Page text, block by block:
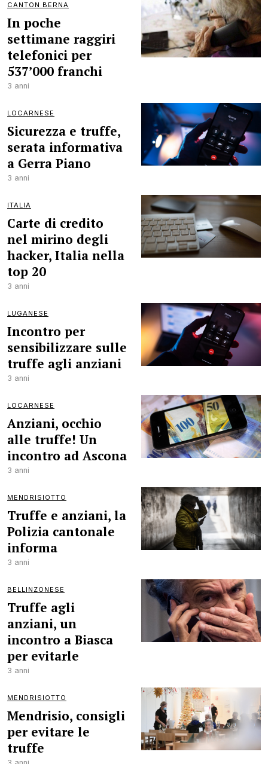
CANTON BERNA
In poche
settimane raggiri
telefonici per
537’000 franchi
3 anni
LOCARNESE
Sicurezza e truffe,
serata informativa
a Gerra Piano
3 anni
ITALIA
Carte di credito
nel mirino degli
hacker, Italia nella
top 20
3 anni
LUGANESE
Incontro per
sensibilizzare sulle
truffe agli anziani
3 anni
LOCARNESE
Anziani, occhio
alle truffe! Un
incontro ad Ascona
3 anni
MENDRISIOTTO
Truffe e anziani, la
Polizia cantonale
informa
3 anni
BELLINZONESE
Truffe agli
anziani, un
incontro a Biasca
per evitarle
3 anni
MENDRISIOTTO
Mendrisio, consigli
per evitare le
truffe